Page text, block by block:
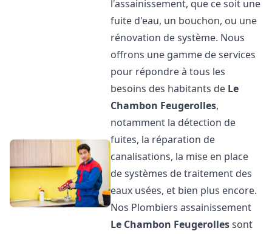
l'assainissement, que ce soit une
fuite d'eau, un bouchon, ou une
rénovation de système. Nous
offrons une gamme de services
pour répondre à tous les
besoins des habitants de Le
Chambon Feugerolles,
notamment la détection de
fuites, la réparation de
canalisations, la mise en place
de systèmes de traitement des
eaux usées, et bien plus encore.
Nos Plombiers assainissement
Le Chambon Feugerollessont